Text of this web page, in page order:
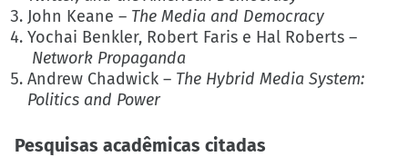
John Keane – The Media and Democracy
Yochai Benkler, Robert Faris e Hal Roberts –
Network Propaganda
Andrew Chadwick – The Hybrid Media System:
Politics and Power
Pesquisas acadêmicas citadas